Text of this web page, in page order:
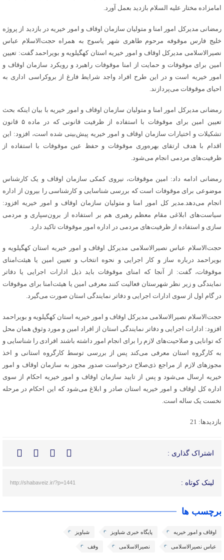
امامزاده مختار علیه السلام بازدید بعمل آورد.
رمضانی مدیرکل امور امنا و متولیان سازمان اوقاف و امور خیریه در بازدید از پروژه
خلیج فارس موقوفه مرحوم طاهری شهر یاسوج به همراه حجت‌الاسلام عباس
نصیرالاسلامی مدیرکل اوقاف و امور خیریه استان کهگیلویه و بویراحمد گفت: تعیین
امین برای موقوفات و حمایت از امنا موقوفات راهبرد و رویکرد سازمان اوقاف و
امور خیریه است و در این طرح افراد واجد شرایط فارغ از بروکراسی اداری به
احیای موقوفات می‌پردازند.
رمضانی مدیرکل امور امنا و متولیان سازمان اوقاف و امور خیریه با بیان اینکه بحث
تعیین امین برای موقوفات با استفاده از ظرفیت قانونی که در ماده ۵ قانون
تشکیلات و اختیارات سازمان اوقاف و امور خیریه پیش‌بینی شده است، افزود: این
اقدام با هدف ارتقای بهره‌وری موقوفات و حفظ عین موقوفات با استفاده از
ظرفیت‌های مردمی انجام می‌شود.
رمضانی ادامه داد: امین موقوفات، نیروی کمکی سازمان اوقاف و یک کارشناس
موضوعی برای موقوفات است که بررسی شناسایی و کارشناسی را بیرون از اداره
انجام می‌دهد.مدیر کل امور امنا و متولیان سازمان اوقاف و امور خیریه افزود:
سیاست‌های ابلاغی مقام معظم رهبری هم بر استفاده از برون‌سپاری و مردمی
سازی و استفاده از ظرفیت‌های مردمی در اداره امور موقوفات تاکید دارد.
حجت‌الاسلام عباس نصیرالاسلامی مدیرکل اوقاف و امور خیریه استان کهگیلویه و
بویراحمد درباره ساز و کار اجرایی و نحوه انتخاب و تعیین امین یا هیئت‌امنای
موقوفات، گفت: از آنجا که امنای موقوفات باید ذیل ادارات اجرایی یا دفاتر
نمایندگی و زیر نظر شهرستان فعالیت کنند معرفی امین یا هیئت‌امنا برای موقوفات
در گام اول از سوی ادارات اجرایی و دفاتر نمایندگی استان صورت می‌گیرد.
حجت‌الاسلام نصیرالاسلامی مدیرکل اوقاف و امور خیریه استان کهگیلویه و بویراحمد
افزود: ادارات اجرایی و دفاتر نمایندگی استان از افراد امین و مورد وثوق همان محل
که توانایی و صلاحیت‌های لازم را برای انجام امور داشته باشند افرادی را شناسایی و
به کارگروه استان معرفی می‌کند پس از بررسی توسط کارگروه استانی و اخذ
مجوزهای لازم از مراجع ذی‌صلاح درخواست صدور مجوز به سازمان اوقاف و امور
خیریه ارسال می‌شود و پس از تایید سازمان اوقاف و امور خیریه احکام از سوی
اداره کل اوقاف و امور خیریه استان صادر و ابلاغ می‌شود که این احکام در مرحله
نخست یک ساله است.
بازدیدها: 21
اشتراک گذاری :
لینک کوتاه : http://shabaveiz.ir/?p=1441
برچسب ها
اوقاف و امور خیریه پایگاه خبری شباویز شباویز
عباس نصیرالاسلامی نصیرالاسلامی وقف